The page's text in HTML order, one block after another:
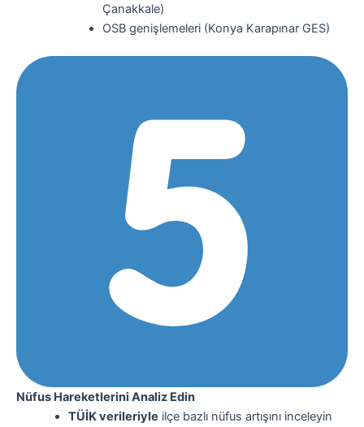
Çanakkale)
OSB genişlemeleri (Konya Karapınar GES)
Nüfus Hareketlerini Analiz Edin
TÜİK verileriyle ilçe bazlı nüfus artışını inceleyin